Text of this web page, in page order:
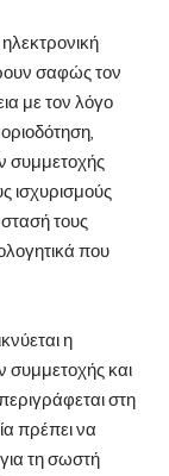
σαφώς τον
με τον λόγο
ισχυρισμούς
τους
που
η
και
στη
πρέπει να
για τη σωστή